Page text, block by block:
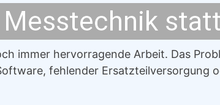
immer hervorragende Arbeit. Das
fehlender Ersatzteilversorgung